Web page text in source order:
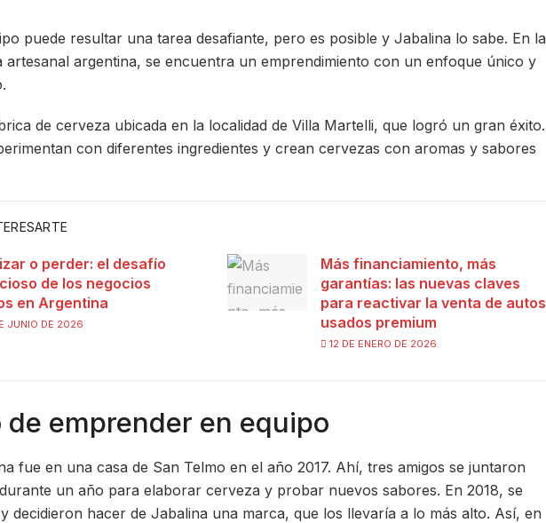
puede resultar una tarea desafiante, pero es posible y Jabalina lo sabe. En la
artesanal argentina, se encuentra un emprendimiento con un enfoque único y
de cerveza ubicada en la localidad de Villa Martelli, que logró un gran éxito.
con diferentes ingredientes y crean cervezas con aromas y sabores
o perder: el desafío
de los negocios
en Argentina
JUNIO DE 2026
Más financiamiento, más
garantías: las nuevas claves
para reactivar la venta de autos
usados premium
12 DE ENERO DE 2026
de emprender en equipo
fue en una casa de San Telmo en el año 2017. Ahí, tres amigos se juntaron
un año para elaborar cerveza y probar nuevos sabores. En 2018, se
decidieron hacer de Jabalina una marca, que los llevaría a lo más alto. Así, en